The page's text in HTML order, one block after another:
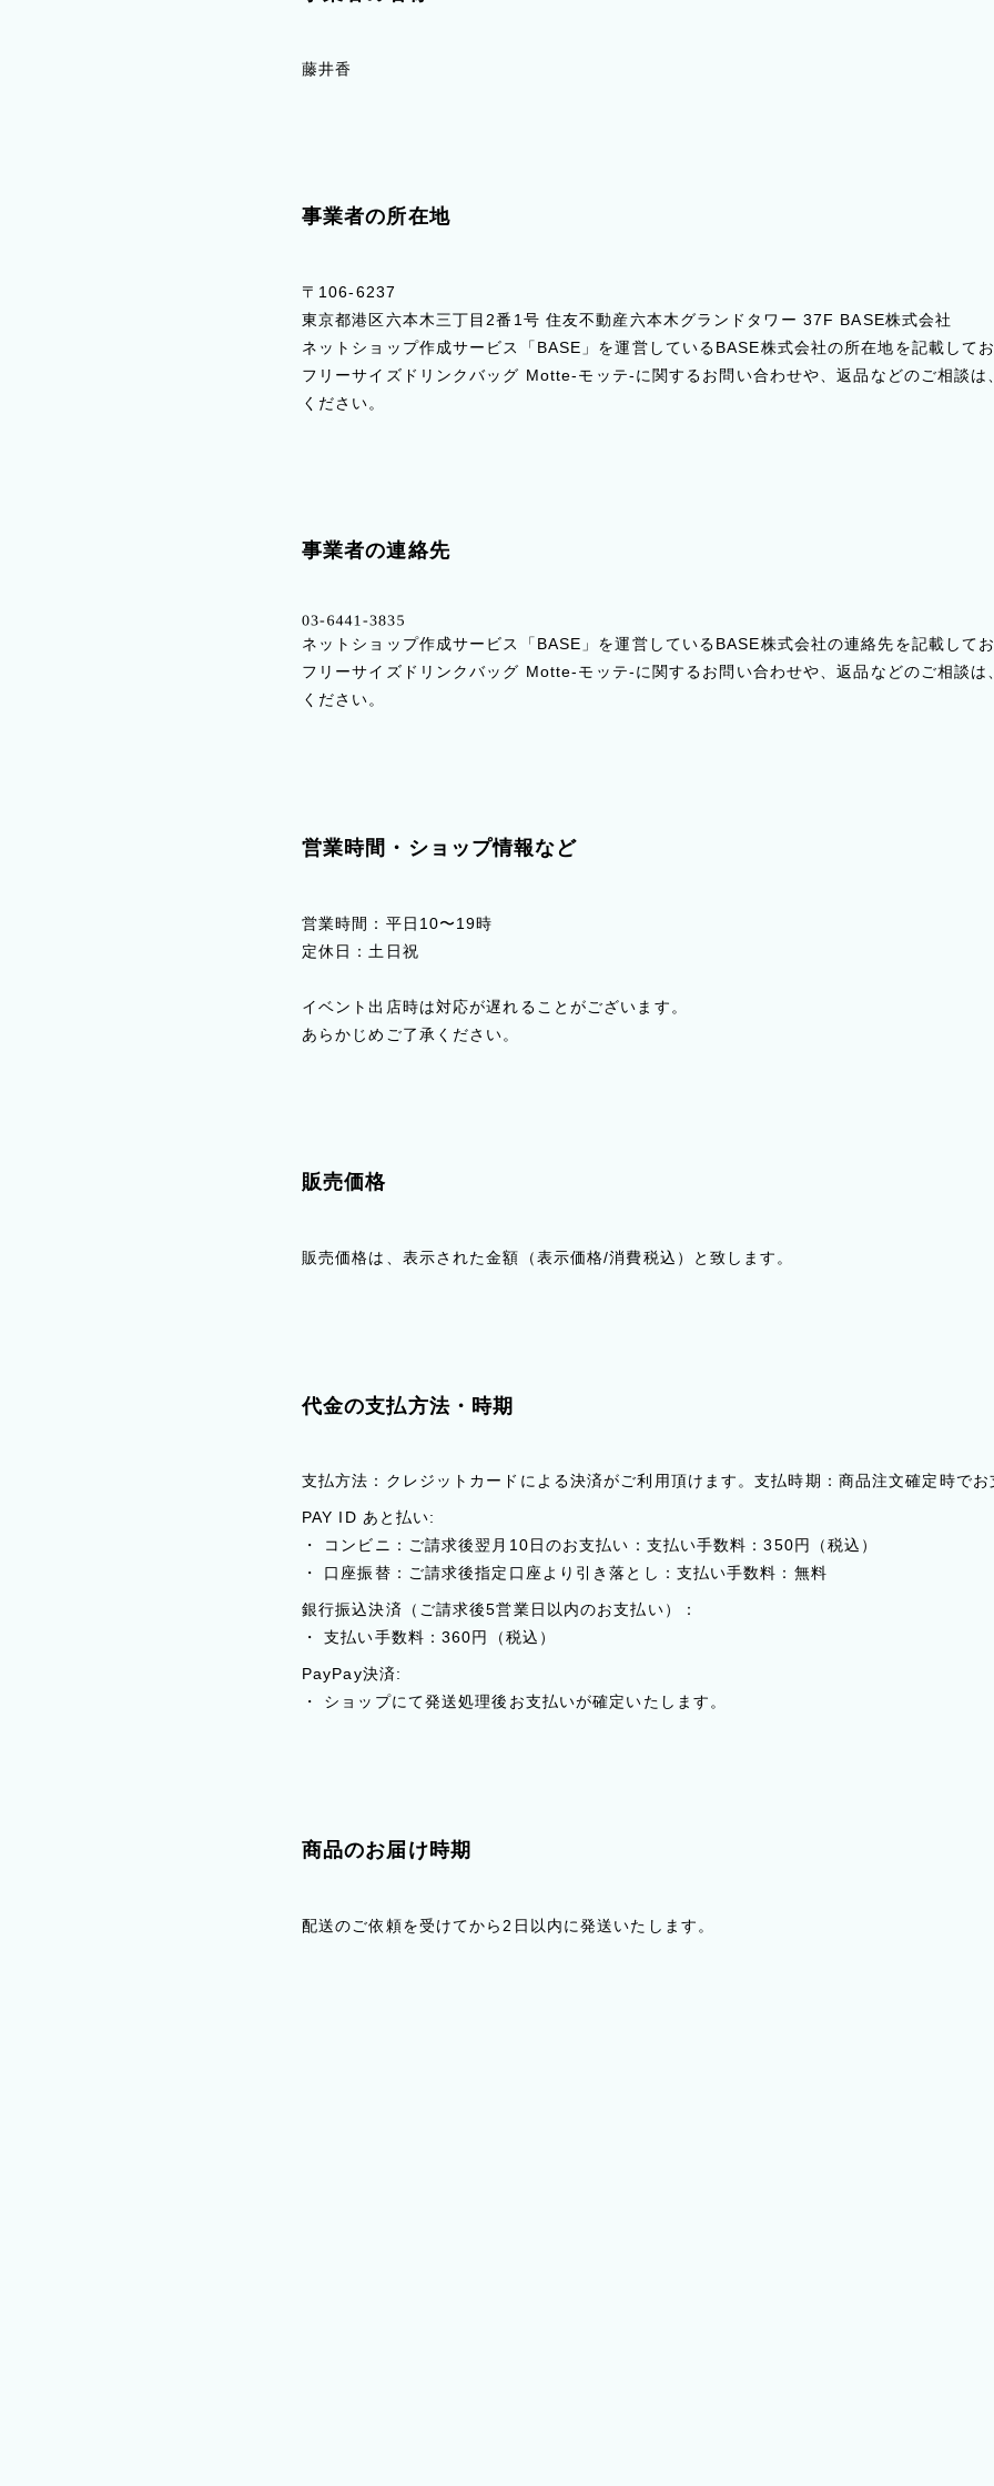
藤井香
事業者の所在地
〒106-6237
東京都港区六本木三丁目2番1号 住友不動産六本木グランドタワー 37F BASE株式会社
ネットショップ作成サービス「BASE」を運営しているBASE株式会社の所在地を記載してお
フリーサイズドリンクバッグ Motte-モッテ-に関するお問い合わせや、返品などのご相談は
ください。
事業者の連絡先
ネットショップ作成サービス「BASE」を運営しているBASE株式会社の連絡先を記載してお
フリーサイズドリンクバッグ Motte-モッテ-に関するお問い合わせや、返品などのご相談は
ください。
営業時間・ショップ情報など
営業時間：平日10〜19時
定休日：土日祝
イベント出店時は対応が遅れることがございます。
あらかじめご了承ください。
販売価格
販売価格は、表示された金額（表示価格/消費税込）と致します。
代金の支払方法・時期
支払方法：クレジットカードによる決済がご利用頂けます。支払時期：商品注文確定時でお
PAY ID あと払い:
・ コンビニ：ご請求後翌月10日のお支払い：支払い手数料：350円（税込）
・ 口座振替：ご請求後指定口座より引き落とし：支払い手数料：無料
銀行振込決済（ご請求後5営業日以内のお支払い）：
・ 支払い手数料：360円（税込）
PayPay決済:
・ ショップにて発送処理後お支払いが確定いたします。
商品のお届け時期
配送のご依頼を受けてから2日以内に発送いたします。